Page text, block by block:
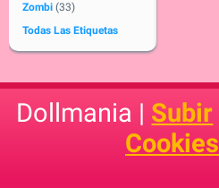
Zombi (33)
Todas Las Etiquetas
Dollmania | Subir
Cookies